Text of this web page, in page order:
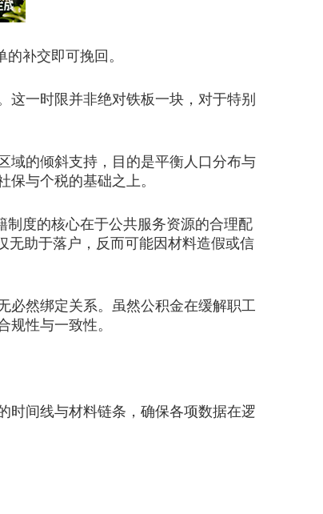
补交即可挽回。
这一时限并非绝对铁板一块，对于特别
的倾斜支持，目的是平衡人口分布与
与个税的基础之上。
度的核心在于公共服务资源的合理配
无助于落户，反而可能因材料造假或信
然绑定关系。虽然公积金在缓解职工
性与一致性。
间线与材料链条，确保各项数据在逻